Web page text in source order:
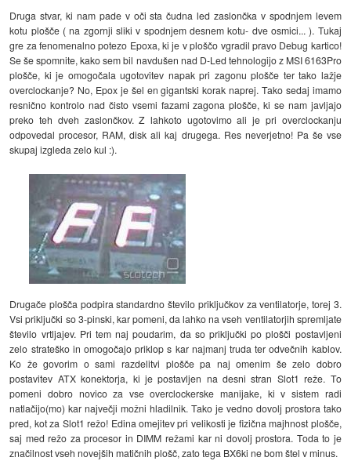
Druga stvar, ki nam pade v oči sta čudna led zaslončka v spodnjem levem
kotu plošče ( na zgornji sliki v spodnjem desnem kotu- dve osmici... ). Tukaj
gre za fenomenalno potezo Epoxa, ki je v ploščo vgradil pravo Debug kartico!
Se še spomnite, kako sem bil navdušen nad D-Led tehnologijo z MSI 6163Pro
plošče, ki je omogočala ugotovitev napak pri zagonu plošče ter tako lažje
overclockanje? No, Epox je šel en gigantski korak naprej. Tako sedaj imamo
resnično kontrolo nad čisto vsemi fazami zagona plošče, ki se nam javljajo
preko teh dveh zaslončkov. Z lahkoto ugotovimo ali je pri overclockanju
odpovedal procesor, RAM, disk ali kaj drugega. Res neverjetno! Pa še vse
skupaj izgleda zelo kul :).
Drugače plošča podpira standardno število priključkov za ventilatorje, torej 3.
Vsi priključki so 3-pinski, kar pomeni, da lahko na vseh ventilatorjih spremljate
število vrtljajev. Pri tem naj poudarim, da so priključki po plošči postavljeni
zelo strateško in omogočajo priklop s kar najmanj truda ter odvečnih kablov.
Ko že govorim o sami razdelitvi plošče pa naj omenim še zelo dobro
postavitev ATX konektorja, ki je postavljen na desni stran Slot1 reže. To
pomeni dobro novico za vse overclockerske manijake, ki v sistem radi
natlačijo(mo) kar največji možni hladilnik. Tako je vedno dovolj prostora tako
pred, kot za Slot1 režo! Edina omejitev pri velikosti je fizična majhnost plošče,
saj med režo za procesor in DIMM režami kar ni dovolj prostora. Toda to je
značilnost vseh novejših matičnih plošč, zato tega BX6ki ne bom štel v minus.